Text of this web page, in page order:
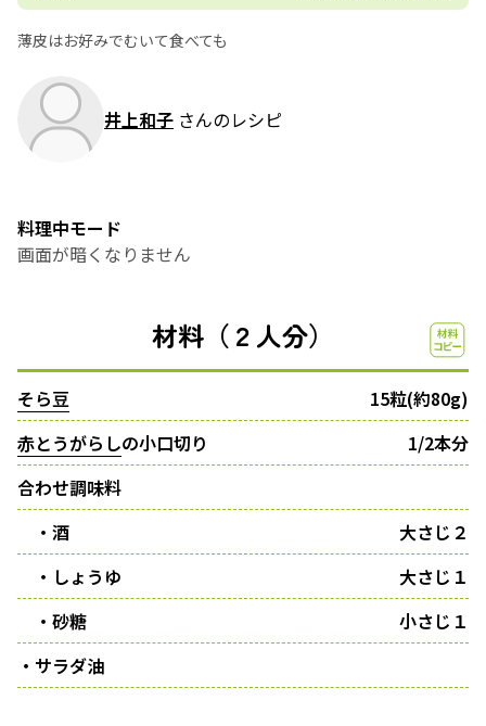
薄皮はお好みでむいて食べても
井上和子 さんのレシピ
料理中モード
画面が暗くなりません
材料（２人分）
そら豆
15粒(約80g)
赤とうがらしの小口切り
1/2本分
合わせ調味料
・酒
大さじ２
・しょうゆ
大さじ１
・砂糖
小さじ１
・サラダ油